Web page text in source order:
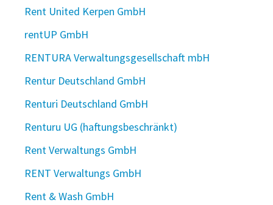
Rent United Kerpen GmbH
rentUP GmbH
RENTURA Verwaltungsgesellschaft mbH
Rentur Deutschland GmbH
Renturi Deutschland GmbH
Renturu UG (haftungsbeschränkt)
Rent Verwaltungs GmbH
RENT Verwaltungs GmbH
Rent & Wash GmbH